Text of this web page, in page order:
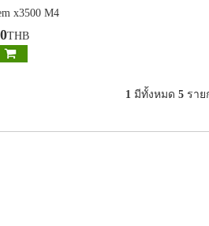
x3500 M4
THB
1 มีทั้งหมด 5 รา